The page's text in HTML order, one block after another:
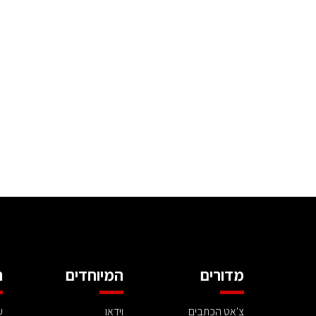
מדורים
צ'אט הכתבים
המיוחדים
וידאו